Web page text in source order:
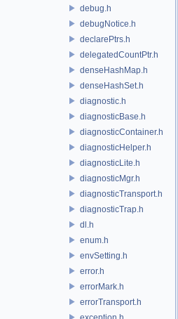
debug.h
debugNotice.h
declarePtrs.h
delegatedCountPtr.h
denseHashMap.h
denseHashSet.h
diagnostic.h
diagnosticBase.h
diagnosticContainer.h
diagnosticHelper.h
diagnosticLite.h
diagnosticMgr.h
diagnosticTransport.h
diagnosticTrap.h
dl.h
enum.h
envSetting.h
error.h
errorMark.h
errorTransport.h